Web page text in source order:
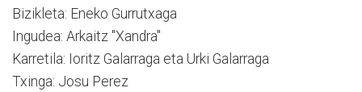
Bizikleta: Eneko Gurrutxaga
Ingudea: Arkaitz "Xandra"
Karretila: Ioritz Galarraga eta Urki Galarraga
Txinga: Josu Perez